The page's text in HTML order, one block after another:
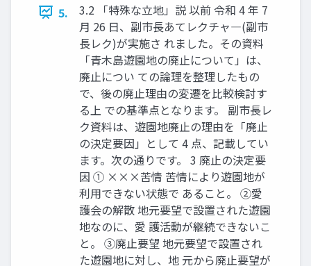
5.
3.2 「特殊な立地」説 以前 令和 4 年 7
月 26 日、副市長あてレクチャ―(副市
長レク)が実施さ れました。その資料
「青木島遊園地の廃止について」は、
廃止につい ての論理を整理したもの
で、後の廃止理由の変遷を比較検討す
る上 での基準点となります。 副市長レ
ク資料は、遊園地廃止の理由を「廃止
の決定要因」として 4 点、記載してい
ます。次の通りです。 3 廃止の決定要
因 ① ×××苦情 苦情により遊園地が
利用できない状態で あること。 ②愛
護会の解散 地元要望で設置された遊園
地なのに、愛 護活動が継続できないこ
と。 ③廃止要望 地元要望で設置され
た遊園地に対し、地 元から廃止要望が